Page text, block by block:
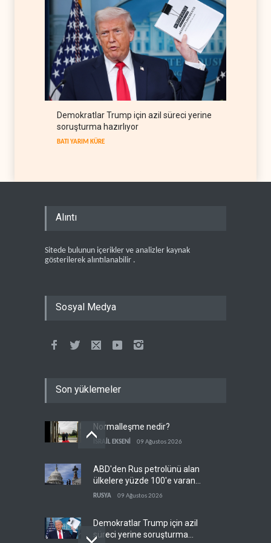
Demokratlar Trump için azil süreci yerine
soruşturma hazırlıyor
BATI YARIM KÜRE
Alıntı
Sitede bulunun içerikler ve analizler kaynak
gösterilerek alıntılanabilir .
Sosyal Medya
Son yüklemeler
Normalleşme nedir?
İSRAİL EKSENİ 09 Ağustos 2026
ABD'den Rus petrolünü alan
ülkelere yüzde 100'e varan
gümrük vergisi
RUSYA 09 Ağustos 2026
Demokratlar Trump için azil
süreci yerine soruşturma